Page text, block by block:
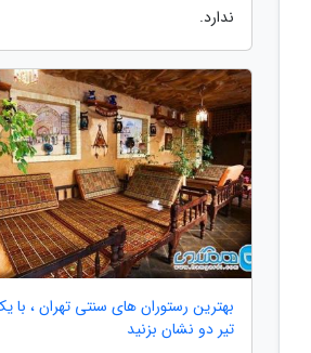
ندارد.
بهترین رستوران های سنتی تهران ، با
تیر دو نشان بزنید